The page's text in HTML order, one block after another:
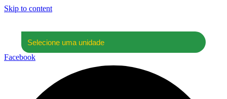
Skip to content
Facebook